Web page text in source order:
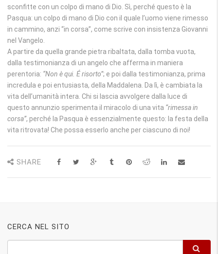
sconfitte con un colpo di mano di Dio. Sì, perché questo è la
Pasqua: un colpo di mano di Dio con il quale l’uomo viene rimesso
in cammino, anzi “in corsa”, come scrive con insistenza Giovanni
nel Vangelo.
A partire da quella grande pietra ribaltata, dalla tomba vuota,
dalla testimonianza di un angelo che afferma in maniera
perentoria: “Non è qui. É risorto”; e poi dalla testimonianza, prima
incredula e poi entusiasta, della Maddalena. Da lì, è cambiata la
vita dell’umanità intera. Chi si lascia avvolgere dalla luce di
questo annunzio sperimenta il miracolo di una vita “rimessa in
corsa”, perché la Pasqua è essenzialmente questo: la festa della
vita ritrovata! Che possa esserlo anche per ciascuno di noi!
SHARE
CERCA NEL SITO